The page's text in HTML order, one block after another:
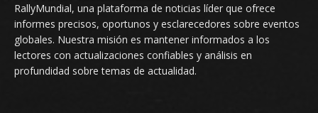
RallyMundial, una plataforma de noticias líder que ofrece
informes precisos, oportunos y esclarecedores sobre eventos
globales. Nuestra misión es mantener informados a los
lectores con actualizaciones confiables y análisis en
profundidad sobre temas de actualidad.